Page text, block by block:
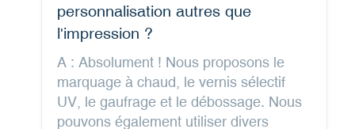
personnalisation autres que
l'impression ?
A : Absolument ! Nous proposons le
marquage à chaud, le vernis sélectif
UV, le gaufrage et le débossage. Nous
pouvons également utiliser divers